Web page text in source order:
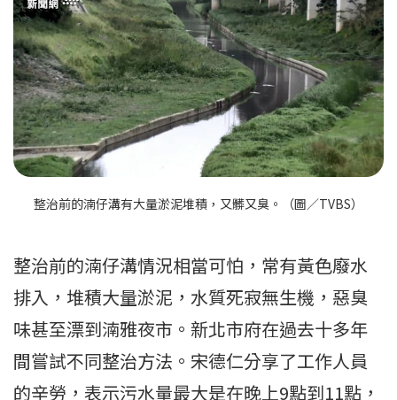
整治前的湳仔溝有大量淤泥堆積，又髒又臭。（圖／TVBS）
整治前的湳仔溝情況相當可怕，常有黃色廢水
排入，堆積大量淤泥，水質死寂無生機，惡臭
味甚至漂到湳雅夜市。新北市府在過去十多年
間嘗試不同整治方法。宋德仁分享了工作人員
的辛勞，表示污水量最大是在晚上9點到11點，